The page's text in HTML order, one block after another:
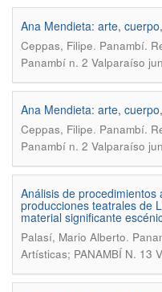
Ana Mendieta: arte,
Ceppas, Filipe. Panambí.
Panambí n. 2 Valparaíso
Ana Mendieta: arte,
Ceppas, Filipe. Panambí.
Panambí n. 2 Valparaíso
Análisis de
producciones teatrales de
material significante
Palasí, Mario Alberto.
Artísticas; PANAMBÍ N. 13